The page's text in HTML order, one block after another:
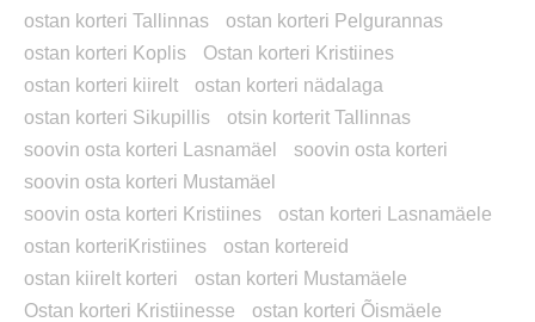
ostan korteri Tallinnas
ostan korteri Pelgurannas
ostan korteri Koplis
Ostan korteri Kristiines
ostan korteri kiirelt
ostan korteri nädalaga
ostan korteri Sikupillis
otsin korterit Tallinnas
soovin osta korteri Lasnamäel
soovin osta korteri
soovin osta korteri Mustamäel
soovin osta korteri Kristiines
ostan korteri Lasnamäele
ostan korteriKristiines
ostan kortereid
ostan kiirelt korteri
ostan korteri Mustamäele
Ostan korteri Kristiinesse
ostan korteri Õismäele